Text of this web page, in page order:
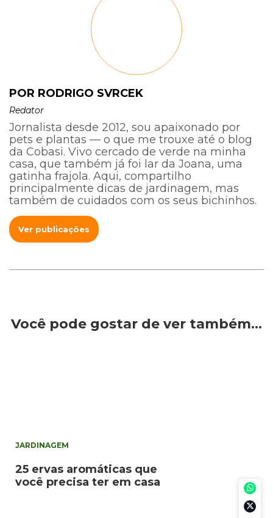
POR RODRIGO SVRCEK
Redator
Jornalista desde 2012, sou apaixonado por
pets e plantas — o que me trouxe até o blog
da Cobasi. Vivo cercado de verde na minha
casa, que também já foi lar da Joana, uma
gatinha frajola. Aqui, compartilho
principalmente dicas de jardinagem, mas
também de cuidados com os seus bichinhos.
Ver publicações
Você pode gostar de ver também…
JARDINAGEM
25 ervas aromáticas que
você precisa ter em casa